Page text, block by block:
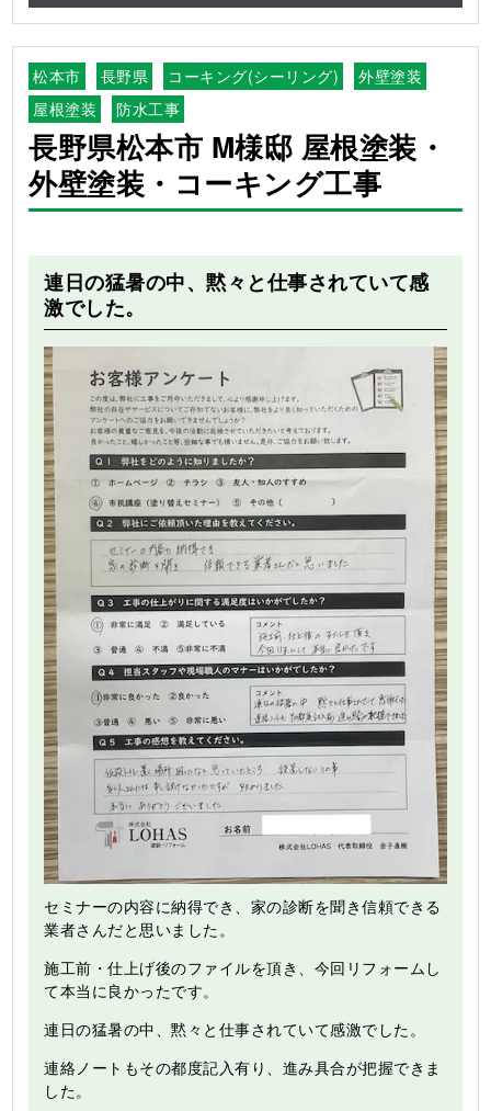
松本市 長野県 コーキング(シーリング)
外壁塗装
屋根塗装
防水工事
長野県松本市 M様邸 屋根塗装・
外壁塗装・コーキング工事
Before
連日の猛暑の中、黙々と仕事されていて感
激でした。
セミナーの内容に納得でき、家の診断を聞き信頼できる
業者さんだと思いました。
施工前・仕上げ後のファイルを頂き、今回リフォームし
て本当に良かったです。
連日の猛暑の中、黙々と仕事されていて感激でした。
連絡ノートもその都度記入有り、進み具合が把握できま
した。